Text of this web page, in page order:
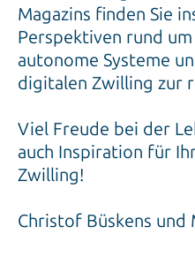
Magazins finden Sie
Perspektiven rund
autonome Systeme
digitalen Zwilling zur
Viel Freude bei der
auch Inspiration für
Zwilling!
Christof Büskens und